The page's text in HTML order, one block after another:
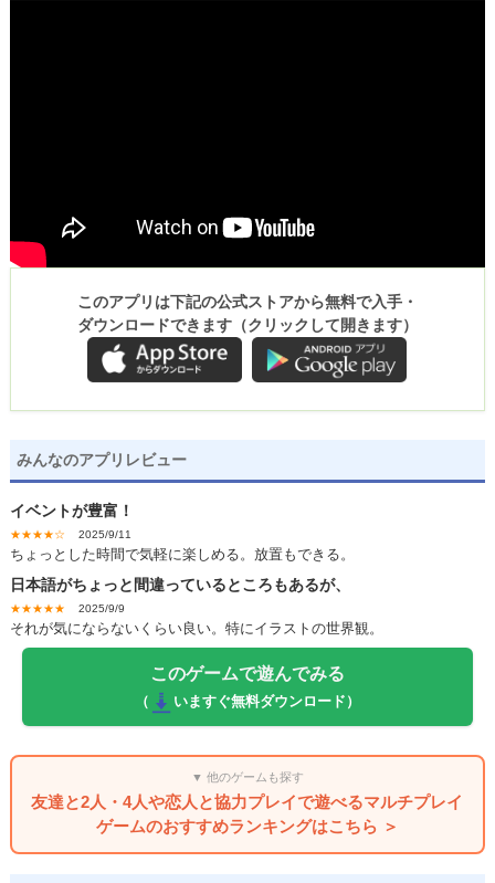
このアプリは下記の公式ストアから無料で入手・
ダウンロードできます（クリックして開きます）
みんなのアプリレビュー
イベントが豊富！
★★★★☆ 2025/9/11
ちょっとした時間で気軽に楽しめる。放置もできる。
日本語がちょっと間違っているところもあるが、
★★★★★ 2025/9/9
それが気にならないくらい良い。特にイラストの世界観。
このゲームで遊んでみる
（ いますぐ無料ダウンロード）
▼ 他のゲームも探す
友達と2人・4人や恋人と協力プレイで遊べるマルチプレイ
ゲームのおすすめランキングはこちら ＞